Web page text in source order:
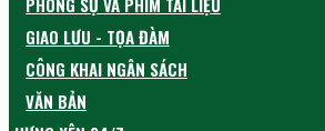
GIAO LƯU - TỌA ĐÀM
CÔNG KHAI NGÂN SÁCH
VĂN BẢN